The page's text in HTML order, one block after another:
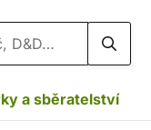
a sběratelství